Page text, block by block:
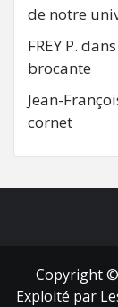
de notre
FREY P. dans
brocante
Jean-
cornet
Copyright ©
Exploité par